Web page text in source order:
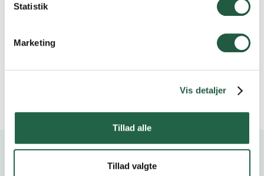
Statistik
Marketing
Vis detaljer
Tillad alle
Tillad valgte